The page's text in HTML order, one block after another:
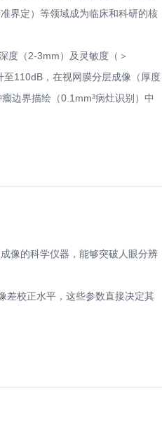
界定）等领域成为临床和科研的核
度（2-3mm）及灵敏度（＞
110dB，在视网膜分层成像（厚度
边界描绘（0.1mm³病灶识别）中
像的科学仪器，能够突破人眼分辨
差校正水平，这些参数直接决定其